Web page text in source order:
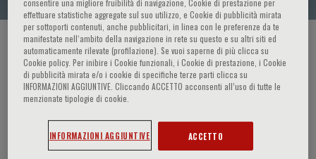
HOME PAGE / CORSI ED EVENTI / RELATORE
Nilufar Mohebbi
consentire una migliore fruibilità di navigazione, Cookie di prestazione per
effettuare statistiche aggregate sul suo utilizzo, e Cookie di pubblicità mirata
per sottoporti contenuti, anche pubblicitari, in linea con le preferenze da te
manifestate nell‘ambito della navigazione in rete su questo e su altri siti ed
automaticamente rilevate (profilazione). Se vuoi saperne di più clicca su
Cookie policy. Per inibire i Cookie funzionali, i Cookie di prestazione, i Cookie
di pubblicità mirata e/o i cookie di specifiche terze parti clicca su
INFORMAZIONI AGGIUNTIVE. Cliccando ACCETTO acconsenti all’uso di tutte le
menzionate tipologie di cookie.
INFORMAZIONI AGGIUNTIVE ACCETTO